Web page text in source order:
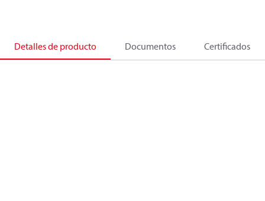
Detalles de producto Documentos Certificados